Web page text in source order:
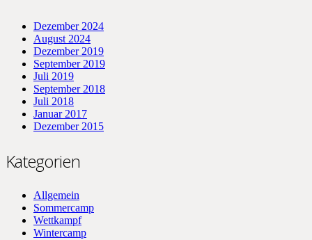
Dezember 2024
August 2024
Dezember 2019
September 2019
Juli 2019
September 2018
Juli 2018
Januar 2017
Dezember 2015
Kategorien
Allgemein
Sommercamp
Wettkampf
Wintercamp